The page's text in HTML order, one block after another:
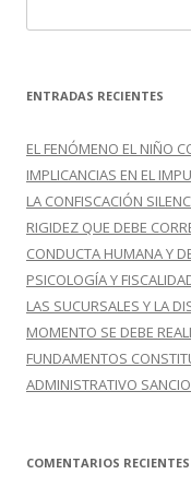
u
c
r
:
ENTRADAS RECIENTES
EL FENÓMENO EL NIÑO
IMPLICANCIAS EN EL
LA CONFISCACIÓN
RIGIDEZ QUE DEBE
CONDUCTA HUMANA Y
PSICOLOGÍA Y
LAS SUCURSALES Y LA
MOMENTO SE DEBE
FUNDAMENTOS
ADMINISTRATIVO
COMENTARIOS RECIENTES